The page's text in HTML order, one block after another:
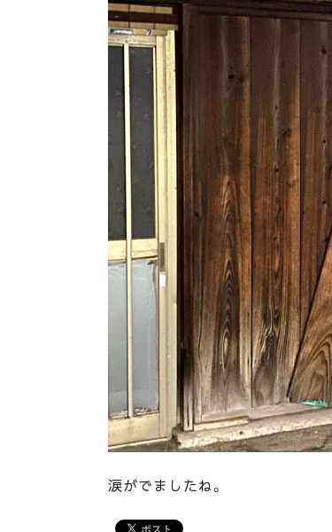
涙がでましたね。